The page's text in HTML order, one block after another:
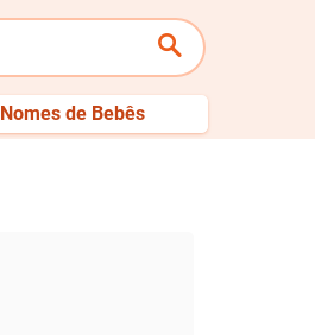
Nomes de Bebês